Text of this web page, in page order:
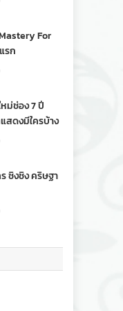
For
รก
ม่ช่อง 7 ปี
สดงมีใครบ้าง
ชิงชิง คริษฐา